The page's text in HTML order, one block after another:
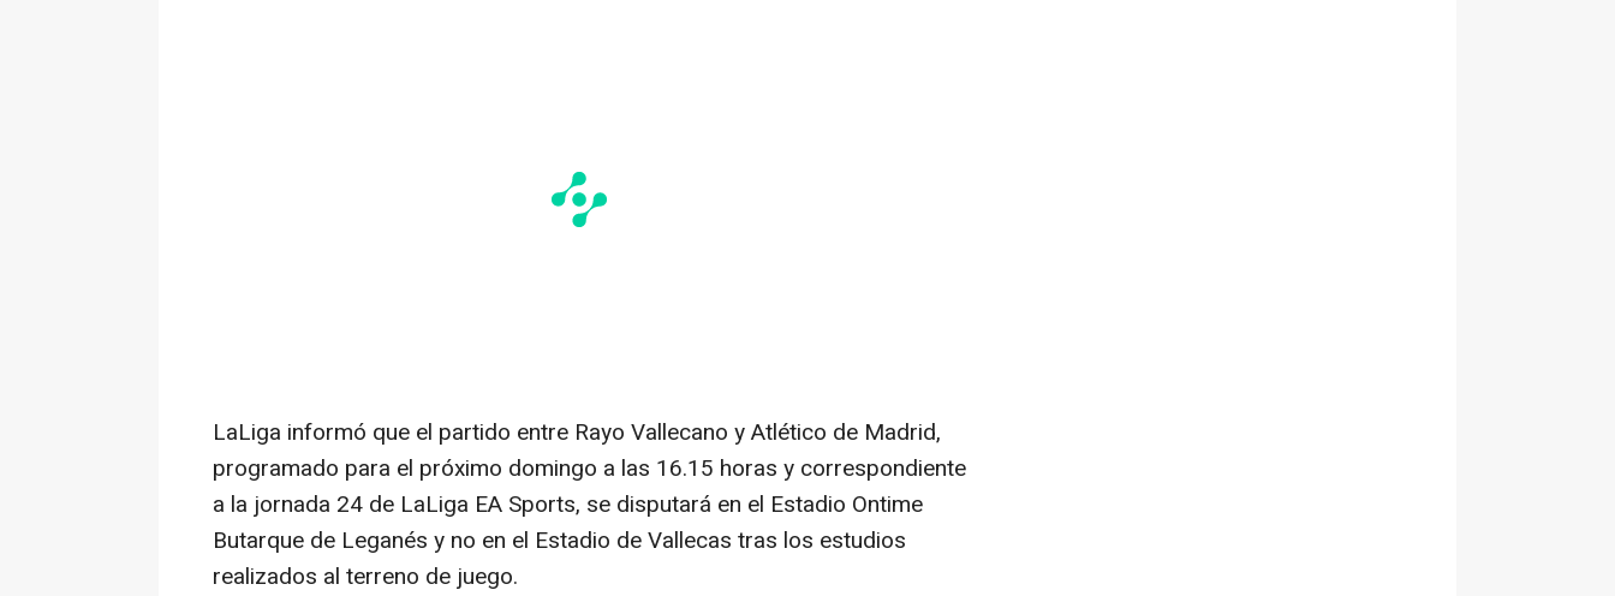
LaLiga informó que el partido entre Rayo Vallecano y Atlético de Madrid,
programado para el próximo domingo a las 16.15 horas y correspondiente
a la jornada 24 de LaLiga EA Sports, se disputará en el Estadio Ontime
Butarque de Leganés y no en el Estadio de Vallecas tras los estudios
realizados al terreno de juego.